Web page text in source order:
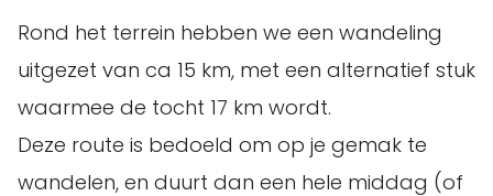
Rond het terrein hebben we een wandeling
uitgezet van ca 15 km, met een alternatief stuk
waarmee de tocht 17 km wordt.
Deze route is bedoeld om op je gemak te
wandelen, en duurt dan een hele middag (of